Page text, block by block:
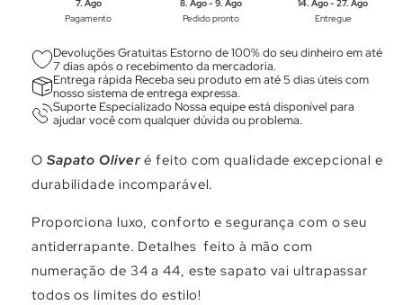
7. Ago
Pagamento
8. Ago - 9. Ago
Pedido pronto
14. Ago - 27. Ago
Entregue
Devoluções Gratuitas Estorno de 100% do seu dinheiro em até
7 dias após o recebimento da mercadoria.
Entrega rápida Receba seu produto em até 5 dias úteis com
nosso sistema de entrega expressa.
Suporte Especializado Nossa equipe está disponível para
ajudar você com qualquer dúvida ou problema.
O Sapato Oliver é feito com qualidade excepcional e
durabilidade incomparável.
Proporciona luxo, conforto e segurança com o seu
antiderrapante. Detalhes feito à mão com
numeração de 34 a 44, este sapato vai ultrapassar
todos os limites do estilo!